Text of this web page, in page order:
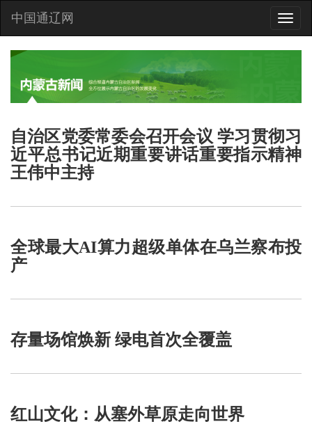
Toggle
中国通辽网
自治区党委常委会召开会议 学习贯彻习
近平总书记近期重要讲话重要指示精神
王伟中主持
全球最大AI算力超级单体在乌兰察布投
产
存量场馆焕新 绿电首次全覆盖
红山文化：从塞外草原走向世界